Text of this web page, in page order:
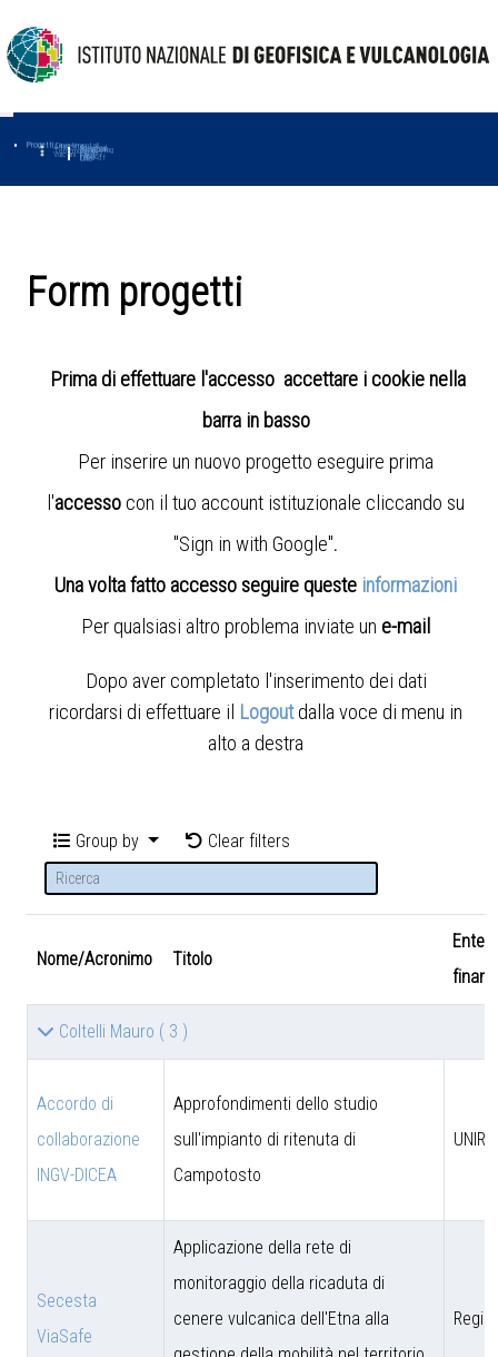
Progetti
Progetti Dipartimentali
AmbienteAmused
Macmap
Tropomag
TerremotiFurther
Muse
Vulcani First
Impact
Love-cf
Uno
Form progetti
Prima di effettuare l'accesso accettare i cookie nella
barra in basso
Per inserire un nuovo progetto eseguire prima
l'accesso con il tuo account istituzionale cliccando su
"Sign in with Google".
Una volta fatto accesso seguire queste informazioni
Per qualsiasi altro problema inviate un e-mail
Dopo aver completato l'inserimento dei dati
ricordarsi di effettuare il Logout dalla voce di menu in
alto a destra
Group by Clear filters
Nome/Acronimo Titolo
Ente
Coltelli Mauro ( 3 )
Accordo di
collaborazione
INGV-DICEA
Approfondimenti dello studio
sull'impianto di ritenuta di
Campotosto
Secesta
ViaSafe
Applicazione della rete di
monitoraggio della ricaduta di
cenere vulcanica dell'Etna alla